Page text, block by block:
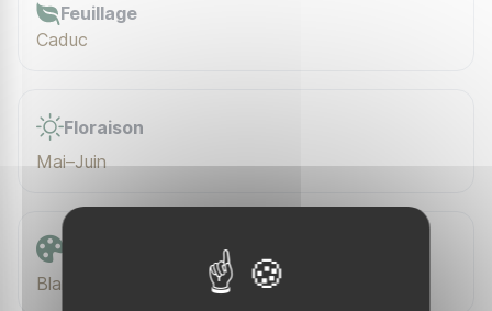
Feuillage
Caduc
Floraison
Mai–Juin
Couleur de floraison
Blanches